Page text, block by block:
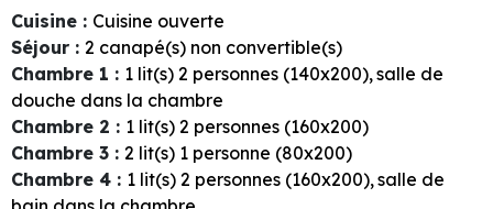
Cuisine : Cuisine ouverte
Séjour : 2 canapé(s) non convertible(s)
Chambre 1 : 1 lit(s) 2 personnes (140x200) salle de
douche dans la chambre
Chambre 2 : 1 lit(s) 2 personnes (160x200)
Chambre 3 : 2 lit(s) 1 personne (80x200)
Chambre 4 : 1 lit(s) 2 personnes (160x200) salle de